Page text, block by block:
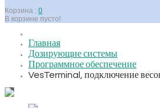
Корзина : 0
В корзине пусто!
Главная
Дозирующие системы
Программное обеспечение
VesTerminal, подключение
Hover